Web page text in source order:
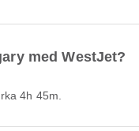
med WestJet?
4h 45m.